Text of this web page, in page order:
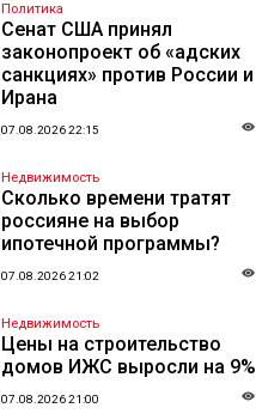
Политика
Сенат США принял
законопроект об «адских
санкциях» против России и
Ирана
07.08.2026 22:15
Недвижимость
Сколько времени тратят
россияне на выбор
ипотечной программы?
07.08.2026 21:02
Недвижимость
Цены на строительство
домов ИЖС выросли на 9%
07.08.2026 21:00